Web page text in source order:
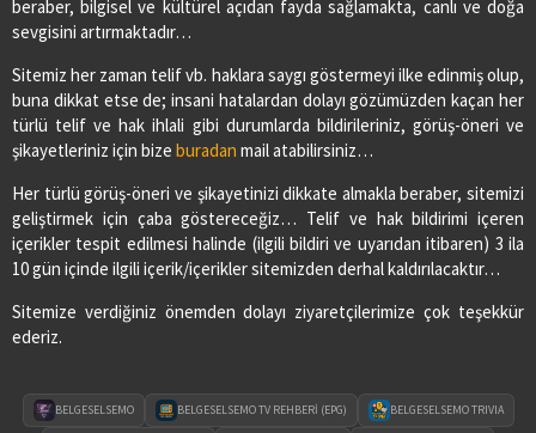
beraber, bilgisel ve kültürel açıdan fayda sağlamakta, canlı ve doğa
sevgisini artırmaktadır…
Sitemiz her zaman telif vb. haklara saygı göstermeyi ilke edinmiş olup,
buna dikkat etse de; insani hatalardan dolayı gözümüzden kaçan her
türlü telif ve hak ihlali gibi durumlarda bildirileriniz, görüş-öneri ve
şikayetleriniz için bize buradan mail atabilirsiniz…
Her türlü görüş-öneri ve şikayetinizi dikkate almakla beraber, sitemizi
geliştirmek için çaba göstereceğiz… Telif ve hak bildirimi içeren
içerikler tespit edilmesi halinde (ilgili bildiri ve uyarıdan itibaren) 3 ila
10 gün içinde ilgili içerik/içerikler sitemizden derhal kaldırılacaktır…
Sitemize verdiğiniz önemden dolayı ziyaretçilerimize çok teşekkür
ederiz.
BELGESELSEMO BELGESELSEMO TV REHBERİ (EPG) BELGESELSEMO TRIVIA